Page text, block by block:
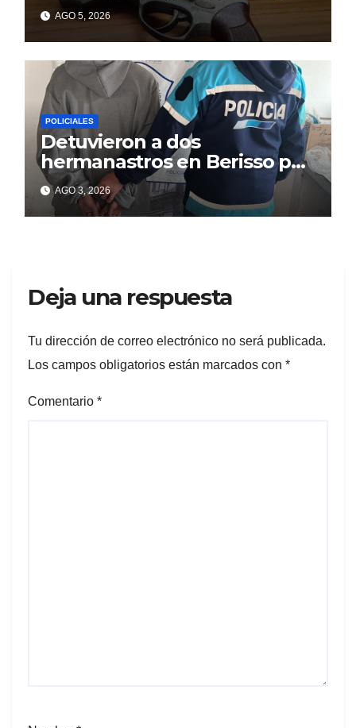
AGO 5, 2026
POLICIALES
Detuvieron a dos
hermanastros en Berisso por
matar a puñaladas a un
tatuador
AGO 3, 2026
Deja una respuesta
Tu dirección de correo electrónico no será publicada.
Los campos obligatorios están marcados con *
Comentario *